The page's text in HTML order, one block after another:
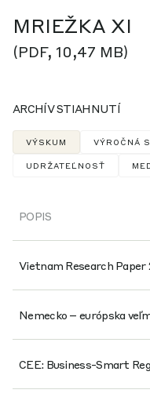
MRIEŽKA XI
(PDF, 10,47 MB)
ARCHÍV STIAHNUTÍ
VÝSKUM VÝROČNÁ
UDRŽATEĽNOSŤ
POPIS
Vietnam Research Paper
Nemecko – európska
CEE: Business-Smart